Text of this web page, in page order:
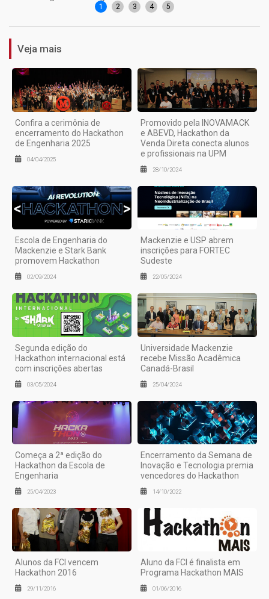
1 2 3 4 5
Veja mais
Confira a cerimônia de
encerramento do Hackathon
de Engenharia 2025
04/04/2025
Promovido pela INOVAMACK
e ABEVD, Hackathon da
Venda Direta conecta alunos
e profissionais na UPM
28/10/2024
Escola de Engenharia do
Mackenzie e Stark Bank
promovem Hackathon
02/09/2024
Mackenzie e USP abrem
inscrições para FORTEC
Sudeste
22/05/2024
Segunda edição do
Hackathon internacional está
com inscrições abertas
03/05/2024
Universidade Mackenzie
recebe Missão Acadêmica
Canadá-Brasil
25/04/2024
Começa a 2ª edição do
Hackathon da Escola de
Engenharia
25/04/2023
Encerramento da Semana de
Inovação e Tecnologia premia
vencedores do Hackathon
14/10/2022
Alunos da FCI vencem
Hackathon 2016
29/11/2016
Aluno da FCI é finalista em
Programa Hackathon MAIS
01/06/2016